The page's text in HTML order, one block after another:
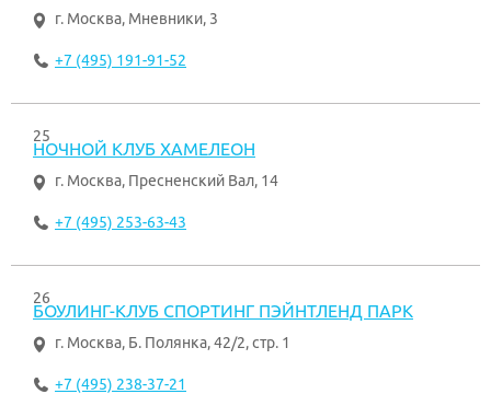
г. Москва, Мневники, 3
+7 (495) 191-91-52
25
НОЧНОЙ КЛУБ ХАМЕЛЕОН
г. Москва, Пресненский Вал, 14
+7 (495) 253-63-43
26
БОУЛИНГ-КЛУБ СПОРТИНГ ПЭЙНТЛЕНД ПАРК
г. Москва, Б. Полянка, 42/2, стр. 1
+7 (495) 238-37-21